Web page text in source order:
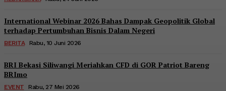
International Webinar 2026 Bahas Dampak Geopolitik Global
terhadap Pertumbuhan Bisnis Dalam Negeri
BERITA Rabu, 10 Juni 2026
BRI Bekasi Siliwangi Meriahkan CFD di GOR Patriot Bareng
BRImo
EVENT Rabu, 27 Mei 2026